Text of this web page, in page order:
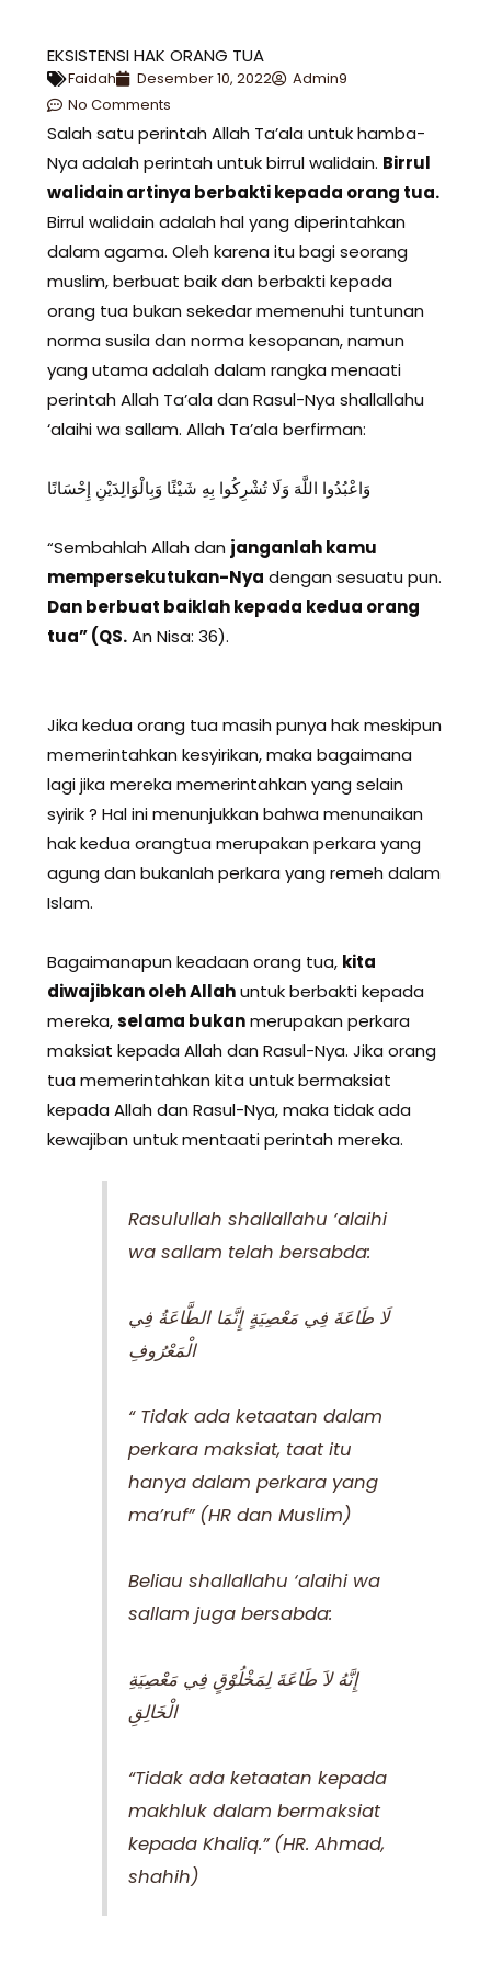
EKSISTENSI HAK ORANG TUA
Faidah Desember 10, 2022
Admin9
No Comments
Salah satu perintah Allah Ta’ala untuk hamba-
Nya adalah perintah untuk birrul walidain. Birrul
walidain artinya berbakti kepada orang tua.
Birrul walidain adalah hal yang diperintahkan
dalam agama. Oleh karena itu bagi seorang
muslim, berbuat baik dan berbakti kepada
orang tua bukan sekedar memenuhi tuntunan
norma susila dan norma kesopanan, namun
yang utama adalah dalam rangka menaati
perintah Allah Ta’ala dan Rasul-Nya shallallahu
‘alaihi wa sallam. Allah Ta’ala berfirman:
وَاعْبُدُوا اللَّهَ وَلَا تُشْرِكُوا بِهِ شَيْئًا وَبِالْوَالِدَيْنِ إِحْسَانًا
“Sembahlah Allah dan janganlah kamu
mempersekutukan-Nya dengan sesuatu pun.
Dan berbuat baiklah kepada kedua orang
tua” (QS.An Nisa: 36).
Jika kedua orang tua masih punya hak meskipun
memerintahkan kesyirikan, maka bagaimana
lagi jika mereka memerintahkan yang selain
syirik ? Hal ini menunjukkan bahwa menunaikan
hak kedua orangtua merupakan perkara yang
agung dan bukanlah perkara yang remeh dalam
Islam.
Bagaimanapun keadaan orang tua, kita
diwajibkan oleh Allahuntuk berbakti kepada
mereka,selama bukanmerupakan perkara
maksiat kepada Allah dan Rasul-Nya. Jika orang
tua memerintahkan kita untuk bermaksiat
kepada Allah dan Rasul-Nya, maka tidak ada
kewajiban untuk mentaati perintah mereka.
Rasulullah shallallahu ‘alaihi
wa sallam telah bersabda:
لَا طَاعَةَ فِي مَعْصِيَةٍ إِنَّمَا الطَّاعَةُ فِي
الْمَعْرُوفِ
“ Tidak ada ketaatan dalam
perkara maksiat, taat itu
hanya dalam perkara yang
ma’ruf” (HR dan Muslim)
Beliau shallallahu ‘alaihi wa
sallam juga bersabda:
إِنَّهُ لاَ طَاعَةَ لِمَخْلُوْقٍ فِي مَعْصِيَةِ
الْخَالِقِ
“Tidak ada ketaatan kepada
makhluk dalam bermaksiat
kepada Khaliq.” (HR. Ahmad,
shahih)